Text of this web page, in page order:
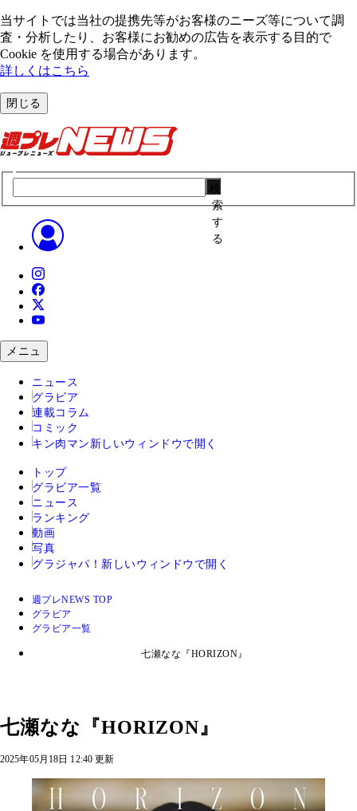
当サイトでは当社の提携先等がお客様のニーズ等について調
査・分析したり、お客様にお勧めの広告を表⽰する⽬的で
Cookie を使⽤する場合があります。
詳しくはこちら
閉じる
索
す
る
メニュ
ニュース
グラビア
連載コラム
コミック
キン肉マン 新しいウィンドウで開く
トップ
グラビア一覧
ニュース
ランキング
動画
写真
グラジャパ！ 新しいウィンドウで開く
週プレNEWS TOP
グラビア
グラビア一覧
七瀬なな『HORIZON』
七瀬なな『HORIZON』
2025年05月18日 12:40 更新